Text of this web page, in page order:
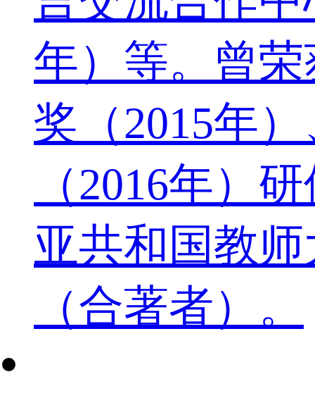
年）等。曾
奖（2015年
（2016年）
亚共和国教
（合著者）。